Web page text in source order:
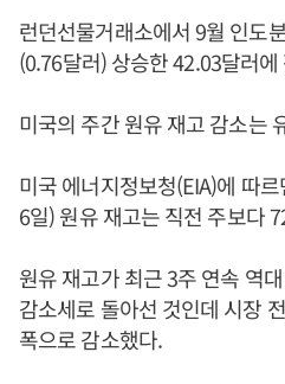
런던선물거래소에서 9월 인도
(0.76달러) 상승한 42.03달러
미국의 주간 원유 재고 감소는
미국 에너지정보청(EIA)에 따
6일) 원유 재고는 직전 주보다
원유 재고가 최근 3주 연속 역
감소세로 돌아선 것인데 시장
폭으로 감소했다.